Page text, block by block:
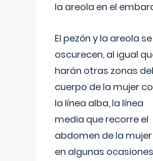
la areola en el
El pezón y la areola se
oscurecen, al igual
harán otras zonas del
cuerpo de la mujer
la línea alba, la línea
media que recorre el
abdomen de la mujer
en algunas